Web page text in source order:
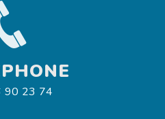
90 23 74